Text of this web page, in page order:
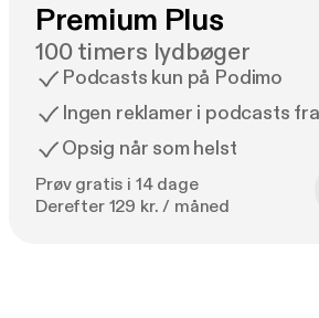
Premium Plus
100 timers lydbøger
Podcasts kun på Podimo
Ingen reklamer i podcasts
Opsig når som helst
Prøv gratis i 14 dage
Derefter 129 kr. / måned